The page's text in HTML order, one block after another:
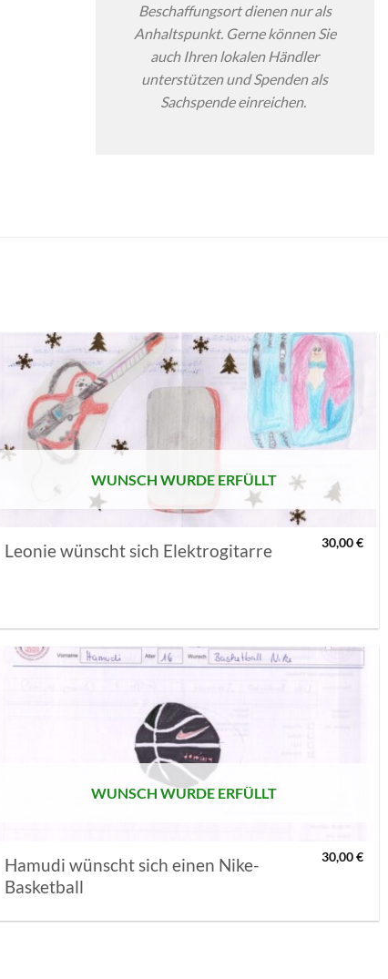
Beschaffungsort dienen nur als
Anhaltspunkt. Gerne können Sie
auch Ihren lokalen Händler
unterstützen und Spenden als
Sachspende einreichen.
AUF MEINE
MERKLISTE
SETZEN
WUNSCH WURDE ERFÜLLT
Leonie wünscht sich Elektrogitarre 30,00€
WUNSCH WURDE ERFÜLLT
Hamudi wünscht sich einen Nike-
Basketball
30,00€